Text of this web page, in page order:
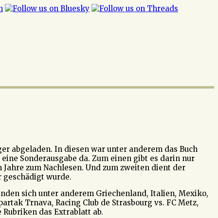
abgeladen. In diesen war unter anderem das Buch
Sonderausgabe da. Zum einen gibt es darin nur
zum Nachlesen. Und zum zweiten dient der
geschädigt wurde.
sich unter anderem Griechenland, Italien, Mexiko,
Trnava, Racing Club de Strasbourg vs. FC Metz,
das Extrablatt ab.